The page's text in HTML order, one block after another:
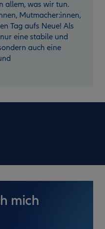
allem, was wir tun.
Mutmacher:innen,
Tag aufs Neue! Als
eine stabile und
auch eine
mich